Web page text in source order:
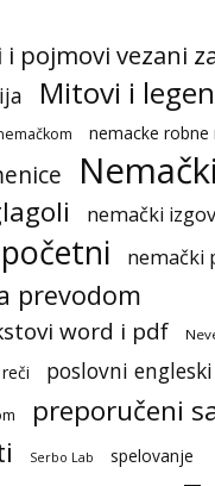
pojmovi vezani
Mitovi i
nemacke robne
Nemački
nemački
nemački
prevodom
word i pdf
poslovni engleski
preporučeni
Serbo Lab spelovanje